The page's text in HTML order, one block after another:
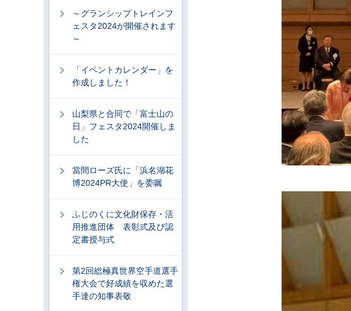
～グランシップトレインフ
ェスタ2024が開催されます
～
「イベントカレンダー」を
作成しました！
山梨県と合同で「富士山の
日」フェスタ2024開催しま
した
當間ローズ氏に「浜名湖花
博2024PR大使」を委嘱
ふじのくに文化財保存・活
用推進団体 表彰式及び認
定書授与式
第2回総極真世界空手道選手
権大会で好成績を収めた選
手達の知事表敬